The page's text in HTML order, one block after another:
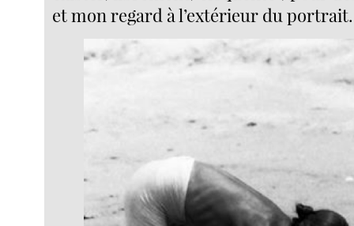
et mon regard à l’extérieur du portrait.